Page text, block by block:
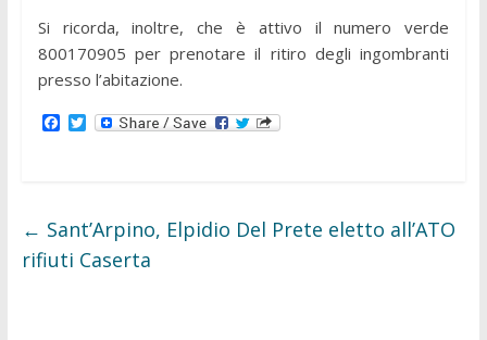
Si ricorda, inoltre, che è attivo il numero verde
800170905 per prenotare il ritiro degli ingombranti
presso l’abitazione.
F
o
k
T
r
← Sant’Arpino, Elpidio Del Prete eletto all’ATO
rifiuti Caserta